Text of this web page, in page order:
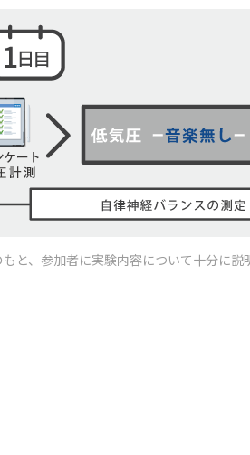
と、参加者に実験内容について十分に説